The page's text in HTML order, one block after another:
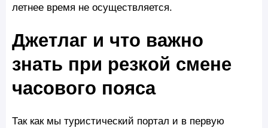
летнее время не осуществляется.
Джетлаг и что важно
знать при резкой смене
часового пояса
Так как мы туристический портал и в первую